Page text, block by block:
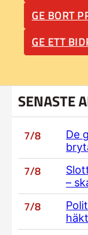
GE BORT
GE ETT
SENASTE
7/8
De
7/8
–
7/8